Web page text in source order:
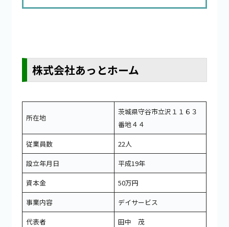
株式会社あっとホーム
所在地
茨城県守谷市立沢１１６３
番地４４
従業員数
22人
設立年月日
平成19年
資本金
50万円
事業内容
デイサービス
代表者
田中 茂